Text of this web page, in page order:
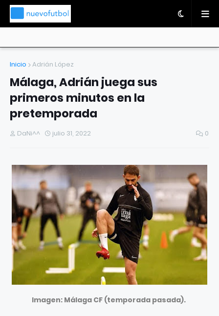
Inicio Adrián López
Málaga, Adrián juega sus
primeros minutos en la
pretemporada
DaNi^^ julio 31, 2022 0
Imagen: Málaga CF (temporada pasada).